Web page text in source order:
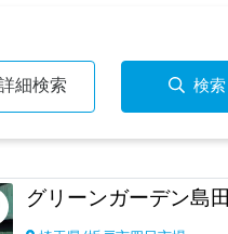
細検索 検索
グリーンガーデン島田